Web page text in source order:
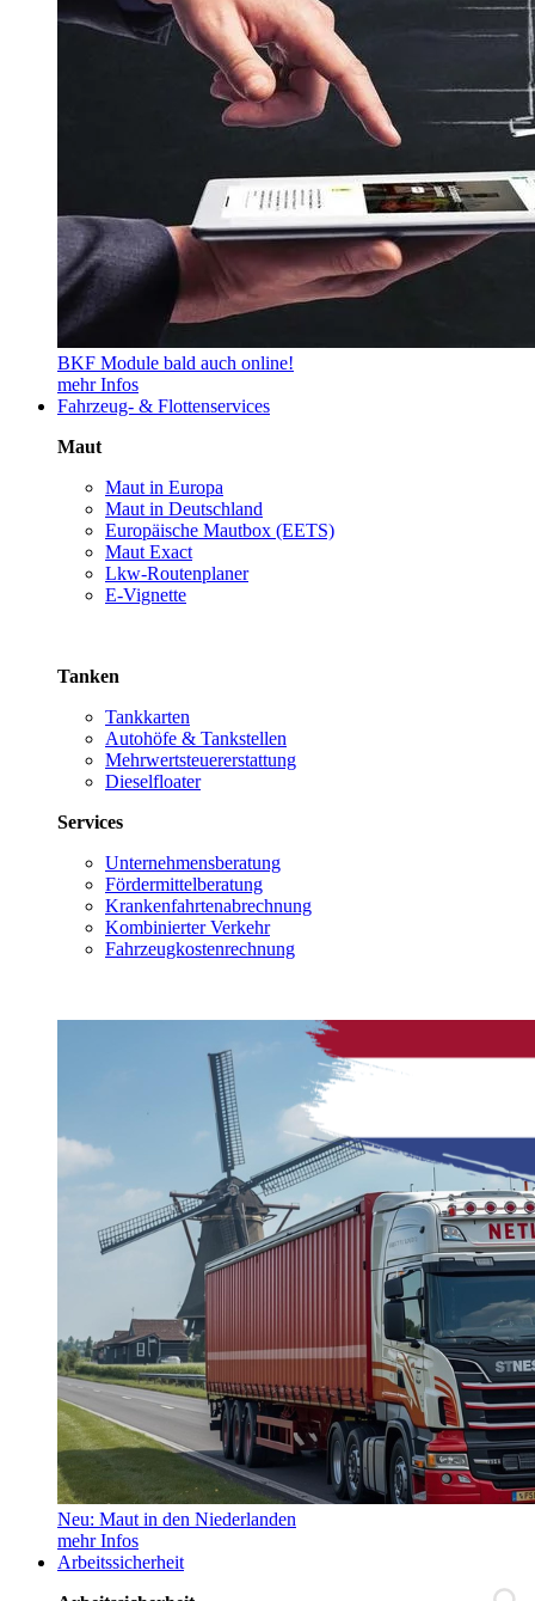
BKF Module bald auch online!
mehr Infos
Fahrzeug- & Flottenservices
Maut
Maut in Europa
Maut in Deutschland
Europäische Mautbox (EETS)
Maut Exact
Lkw-Routenplaner
E-Vignette
Tanken
Tankkarten
Autohöfe & Tankstellen
Mehrwertsteuererstattung
Dieselfloater
Services
Unternehmensberatung
Fördermittelberatung
Krankenfahrtenabrechnung
Kombinierter Verkehr
Fahrzeugkostenrechnung
Neu: Maut in den Niederlanden
mehr Infos
Arbeitssicherheit